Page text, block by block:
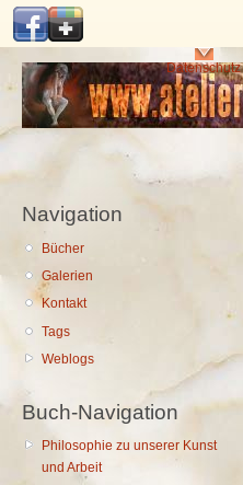
Hauptmenü Datenschutz
Navigation
Bücher
Galerien
Kontakt
Tags
Weblogs
Buch-Navigation
Philosophie zu unserer Kunst
und Arbeit